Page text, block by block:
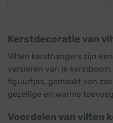
Kerstdecoratie van
Vilten kersthangers zijn
versieren van je
figuurtjes, gemaakt van
gezellige en warme
Voordelen van vilten